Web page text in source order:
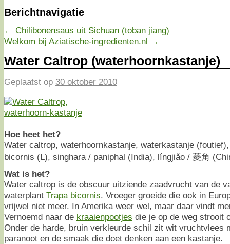
Berichtnavigatie
← Chilibonensaus uit Sichuan (toban jiang)
Welkom bij Aziatische-ingredienten.nl →
Water Caltrop (waterhoornkastanje)
Geplaatst op 30 oktober 2010
Hoe heet het?
Water caltrop, waterhoornkastanje, waterkastanje
bicornis (L), singhara / paniphal (India), língjiǎo / 菱角
Wat is het?
Water caltrop is de obscuur uitziende zaadvrucht van de
waterplant Trapa bicornis. Vroeger groeide die ook in
vrijwel niet meer. In Amerika weer wel, maar daar vindt
Vernoemd naar de kraaienpootjes die je op de weg strooit
Onder de harde, bruin verkleurde schil zit wit vruchtvlees
paranoot en de smaak die doet denken aan een kastanje.